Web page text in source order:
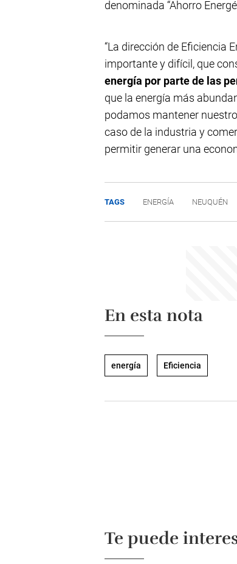
denominada “Ahorro
“La dirección de Eficiencia
importante y difícil, que
energía por parte de las
que la energía más
podamos mantener
caso de la industria y
permitir generar una
TAGS ENERGÍA NEUQUÉN
En esta nota
energía Eficiencia
Te puede